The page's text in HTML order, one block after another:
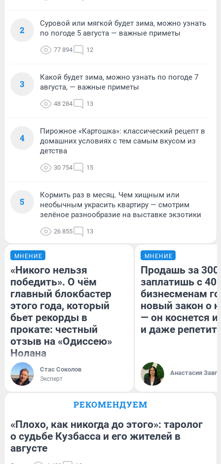
2
Суровой или мягкой будет зима, можно узнать
по погоде 5 августа — важные приметы
77 894 12
3
Какой будет зима, можно узнать по погоде 7
августа, — важные приметы
48 284 13
4
Пирожное «Картошка»: классический рецепт в
домашних условиях с тем самым вкусом из
детства
30 754 15
5
Кормить раз в месяц. Чем хищным или
необычным украсить квартиру — смотрим
зелёное разнообразие на выставке экзотики
26 855 13
МНЕНИЕ
«Никого нельзя
победить». О чём
главный блокбастер
этого года, который
бьет рекорды в
прокате: честный
отзыв на «Одиссею»
Нолана
Стас Соколов
Эксперт
МНЕНИЕ
Продашь за
заплатишь с
бизнесменам
новый закон о
— он коснется
и даже
Анастасия
РЕКОМЕНДУЕМ
«Плохо, как никогда до этого»: таролог
о судьбе Кузбасса и его жителей в
августе